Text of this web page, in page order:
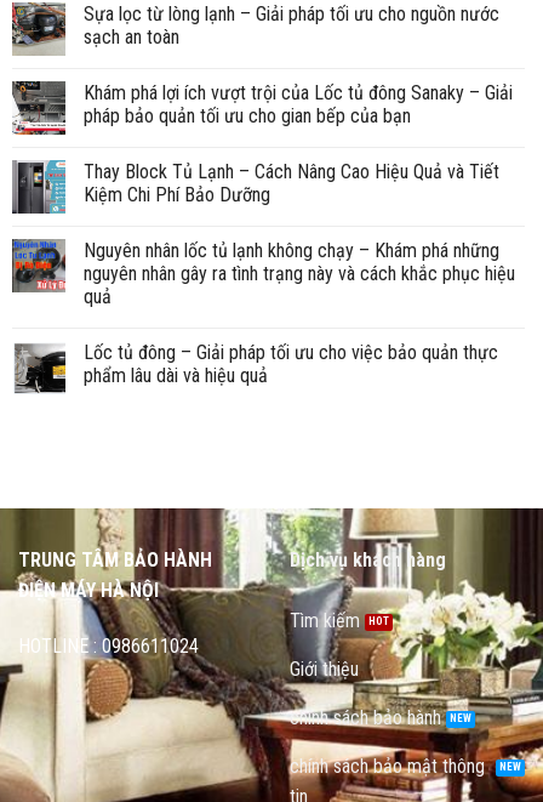
Sựa lọc từ lòng lạnh – Giải pháp tối ưu cho nguồn nước
sạch an toàn
Khám phá lợi ích vượt trội của Lốc tủ đông Sanaky – Giải
pháp bảo quản tối ưu cho gian bếp của bạn
Thay Block Tủ Lạnh – Cách Nâng Cao Hiệu Quả và Tiết
Kiệm Chi Phí Bảo Dưỡng
Nguyên nhân lốc tủ lạnh không chạy – Khám phá những
nguyên nhân gây ra tình trạng này và cách khắc phục hiệu
quả
Lốc tủ đông – Giải pháp tối ưu cho việc bảo quản thực
phẩm lâu dài và hiệu quả
TRUNG TÂM BẢO HÀNH
ĐIỆN MÁY HÀ NỘI
HOTLINE : 0986611024
Dịch vụ khách hàng
Tìm kiếm
Giới thiệu
chính sách bảo hành
chính sách bảo mật thông
tin